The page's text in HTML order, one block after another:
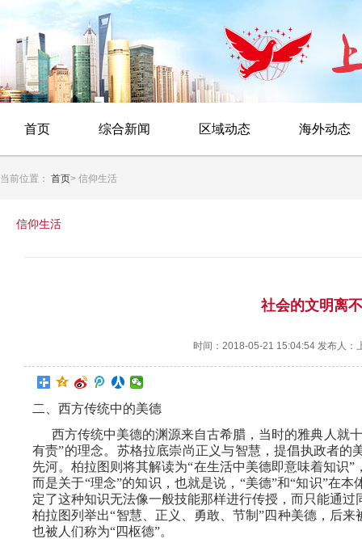
首页 综合新闻 区域动态 海外动态
当前位置： 首页> 信仰生活
信仰生活
社会的文明离
时间：2018-05-21 15:04:54 发布人：
二、西方传统中的美德
西方传统中美德的渊源来自古希腊，当时的雅典人就
有责”的理念。苏格拉底崇尚正义与智慧，提倡执政者的
先河。柏拉图则将其解读为“在生活中美德即意味着知识
而是关于“理念”的知识，也就是说，“美德”和“知识”在
定了这种知识无法像一般技能那样进行传授，而只能通
柏拉图列举出“智慧、正义、勇敢、节制”四种美德，后
也被人们称为“四枢德”。